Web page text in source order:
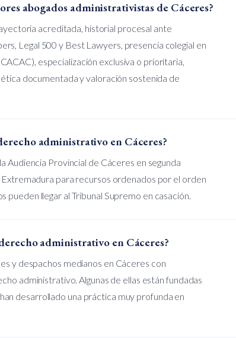
abogados administrativistas de Cáceres?
acreditada, historial procesal ante
Legal 500 y Best Lawyers, presencia colegial en
especialización exclusiva o prioritaria,
documentada y valoración sostenida de
administrativo en Cáceres?
Audiencia Provincial de Cáceres en segunda
para recursos ordenados por el orden
llegar al Tribunal Supremo en casación.
administrativo en Cáceres?
y despachos medianos en Cáceres con
administrativo. Algunas de ellas están fundadas
desarrollado una práctica muy profunda en